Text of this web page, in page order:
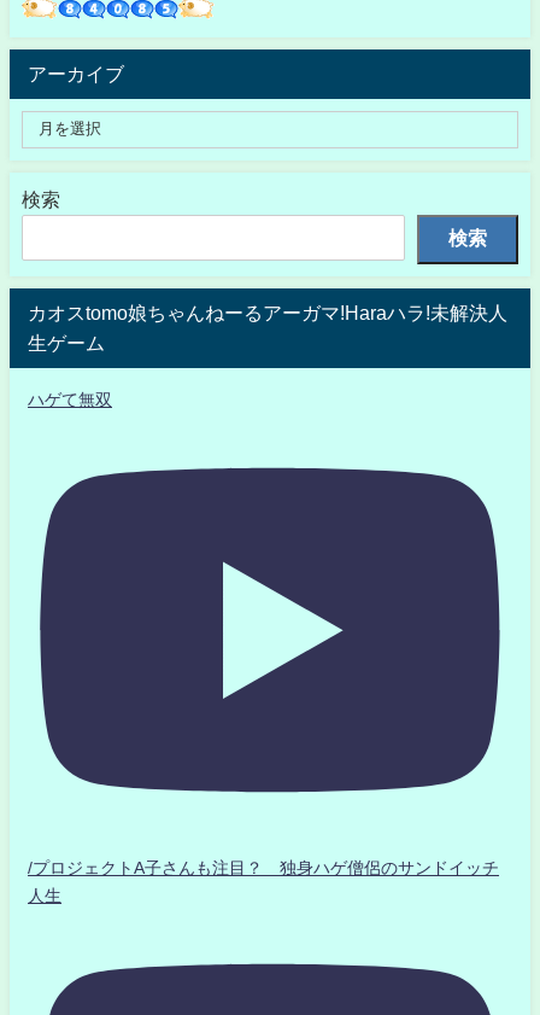
アーカイブ
検索
検索
カオスtomo娘ちゃんねーるアーガマ!Haraハラ!未解決人
生ゲーム
ハゲて無双
/プロジェクトA子さんも注目？ 独身ハゲ僧侶のサンドイッチ
人生